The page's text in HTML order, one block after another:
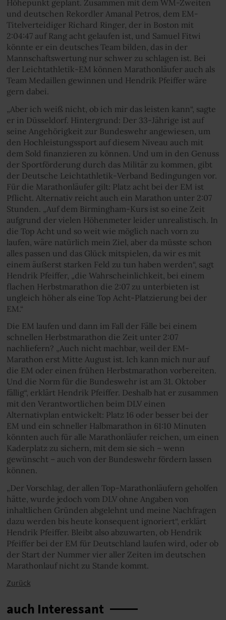
Höhepunkt geplant. Zusammen mit dem WM-Zweiten
und deutschen Rekordler Amanal Petros, dem EM-
Titelverteidiger Richard Ringer, der in Boston mit
2:04:47 auf Rang acht gelaufen ist, und Samuel Fitwi
könnte er ein deutsches Team bilden, das in der
Mannschaftswertung nur schwer zu schlagen ist. Bei
der Leichtathletik-EM können Marathonläufer auch als
Team Medaillen gewinnen und Hendrik Pfeiffer wäre
gern dabei.
„Aber ich weiß nicht, ob ich mir das leisten kann“, sagte
er in Düsseldorf. Hintergrund: Der 33-Jährige ist auf
seine Angehörigkeit zur Bundeswehr angewiesen, um
den Hochleistungssport auf diesem Niveau auch mit
dem Sold finanzieren zu können. Und um in den Genuss
der Sportförderung durch das Militär zu kommen, gibt
der Deutsche Leichtathletik-Verband Bedingungen vor.
Für die Marathonläufer gilt: Platz acht bei der EM ist
Pflicht. Alternativ reicht auch ein Marathon unter 2:07
Stunden. „Auf dem Birmingham-Kurs ist so eine Zeit
aufgrund der vielen Höhenmeter leider unrealistisch. In
die Top Acht und so weit wie möglich nach vorn zu
laufen, wäre natürlich mein Ziel, aber da müsste schon
alles passen und das Glück mitspielen, da wir es mit
einem äußerst starken Feld zu tun haben werden“, sagt
Hendrik Pfeiffer, „die Wahrscheinlichkeit, bei einem
flachen Herbstmarathon die 2:07 zu unterbieten ist
ungleich höher als eine Top Acht-Platzierung bei der
EM.“
Die EM laufen und dann im Fall der Fälle bei einem
schnellen Herbstmarathon die Zeit unter 2:07
nachliefern? „Auch nicht machbar, weil der EM-
Marathon erst Mitte August ist. Ich kann mich nur auf
die EM oder einen frühen Herbstmarathon vorbereiten.
Und die Norm für die Bundeswehr ist am 31. Oktober
fällig“, erklärt Hendrik Pfeiffer. Deshalb hat er zusammen
mit den Verantwortlichen beim DLV einen
Alternativplan entwickelt: Platz 16 oder besser bei der
EM und ein schneller Halbmarathon in 61:10 Minuten
könnten auch für alle Marathonläufer reichen, um einen
Kaderplatz zu sichern, mit dem sie sich – wenn
gewünscht – auch von der Bundeswehr fördern lassen
können.
„Der Vorschlag, der allen Top-Marathonläufern geholfen
hätte, wurde jedoch vom DLV ohne Angaben von
inhaltlichen Gründen abgelehnt und meine Nachfragen
dazu werden bis heute konsequent ignoriert“, erklärt
Hendrik Pfeiffer. Bleibt also abzuwarten, ob Hendrik
Pfeiffer bei der EM für Deutschland laufen wird, oder ob
der Start der Nummer vier aller Zeiten im deutschen
Marathonlauf nicht zu Stande kommt.
Zurück
auch Interessant